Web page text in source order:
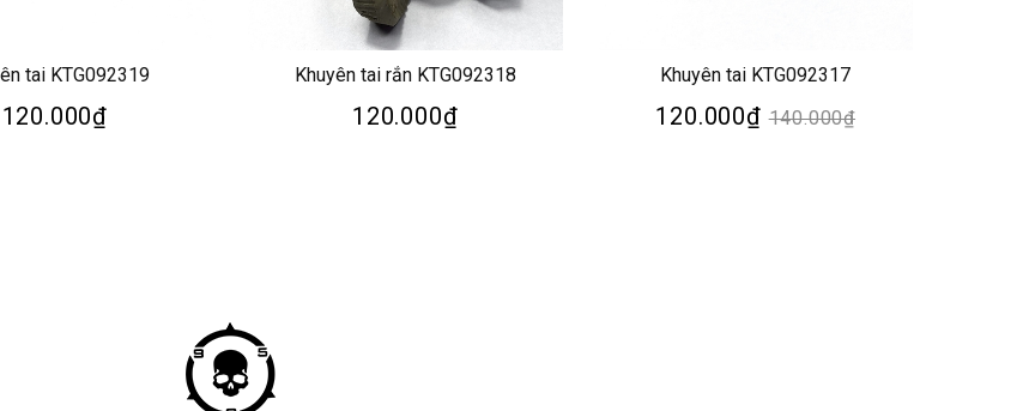
tai KTG092319
120.000₫
Khuyên tai rắn KTG092318
120.000₫
Khuyên tai KTG092317
120.000₫140.000₫